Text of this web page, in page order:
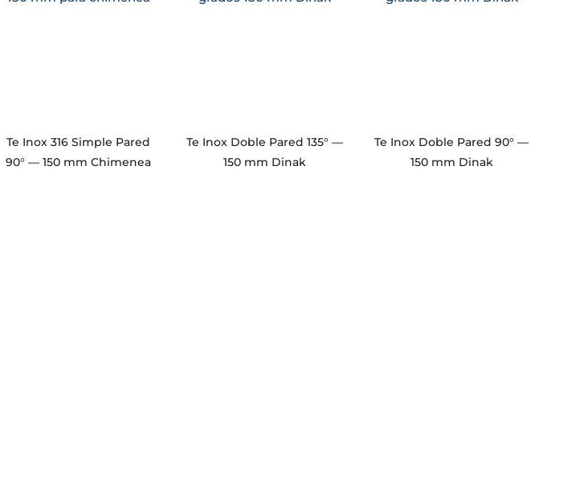
Te Inox 316 Simple Pared
90° — 150 mm Chimenea
Te Inox Doble Pared 135° —
150 mm Dinak
Te Inox Doble Pared 90° —
150 mm Dinak